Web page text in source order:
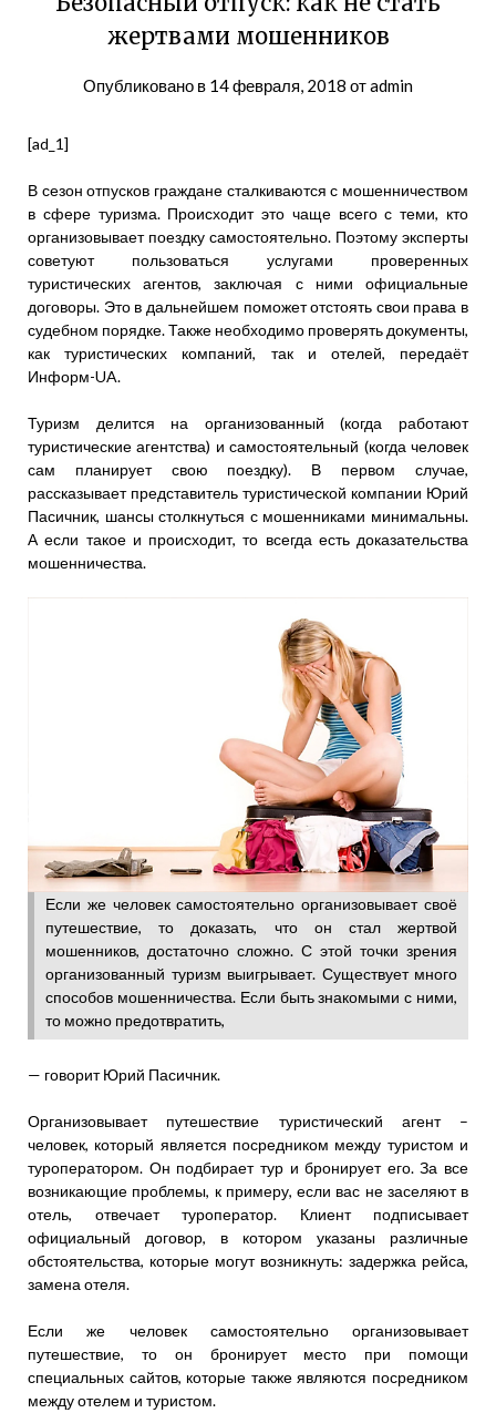
жертвами мошенников
Опубликовано в 14 февраля, 2018 отadmin
[ad_1]
В сезон отпусков граждане сталкиваются с мошенничеством
в сфере туризма. Происходит это чаще всего с теми, кто
организовывает поездку самостоятельно. Поэтому эксперты
советуют пользоваться услугами проверенных
туристических агентов, заключая с ними официальные
договоры. Это в дальнейшем поможет отстоять свои права в
судебном порядке. Также необходимо проверять документы,
как туристических компаний, так и отелей, передаёт
Информ-UA.
Туризм делится на организованный (когда работают
туристические агентства) и самостоятельный (когда человек
сам планирует свою поездку). В первом случае,
рассказывает представитель туристической компании Юрий
Пасичник, шансы столкнуться с мошенниками минимальны.
А если такое и происходит, то всегда есть доказательства
мошенничества.
Если же человек самостоятельно организовывает своё
путешествие, то доказать, что он стал жертвой
мошенников, достаточно сложно. С этой точки зрения
организованный туризм выигрывает. Существует много
способов мошенничества. Если быть знакомыми с ними,
то можно предотвратить,
— говорит Юрий Пасичник.
Организовывает путешествие туристический агент –
человек, который является посредником между туристом и
туроператором. Он подбирает тур и бронирует его. За все
возникающие проблемы, к примеру, если вас не заселяют в
отель, отвечает туроператор. Клиент подписывает
официальный договор, в котором указаны различные
обстоятельства, которые могут возникнуть: задержка рейса,
замена отеля.
Если же человек самостоятельно организовывает
путешествие, то он бронирует место при помощи
специальных сайтов, которые также являются посредником
между отелем и туристом.